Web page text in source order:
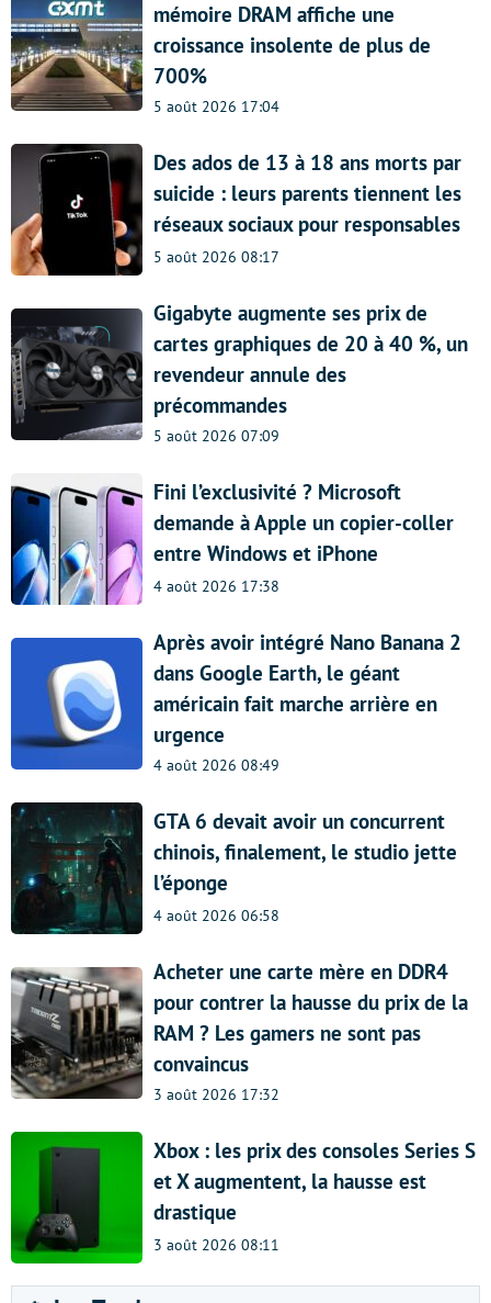
mémoire DRAM affiche une
croissance insolente de plus de
700%
5 août 2026 17:04
Des ados de 13 à 18 ans morts par
suicide : leurs parents tiennent les
réseaux sociaux pour responsables
5 août 2026 08:17
Gigabyte augmente ses prix de
cartes graphiques de 20 à 40 %, un
revendeur annule des
précommandes
5 août 2026 07:09
Fini l’exclusivité ? Microsoft
demande à Apple un copier-coller
entre Windows et iPhone
4 août 2026 17:38
Après avoir intégré Nano Banana 2
dans Google Earth, le géant
américain fait marche arrière en
urgence
4 août 2026 08:49
GTA 6 devait avoir un concurrent
chinois, finalement, le studio jette
l’éponge
4 août 2026 06:58
Acheter une carte mère en DDR4
pour contrer la hausse du prix de la
RAM ? Les gamers ne sont pas
convaincus
3 août 2026 17:32
Xbox : les prix des consoles Series S
et X augmentent, la hausse est
drastique
3 août 2026 08:11